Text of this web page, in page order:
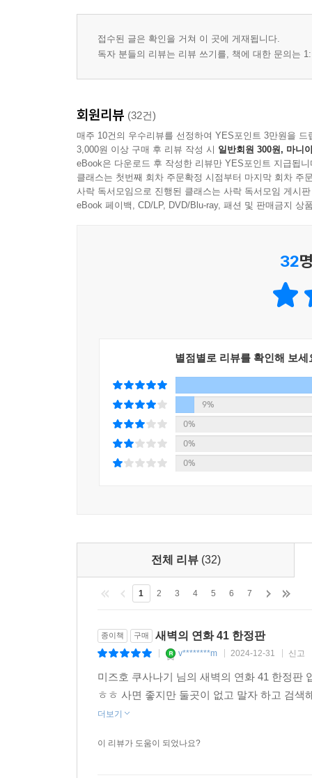
접수된 글은 확인을 거쳐 이 곳에 게재됩니다.
독자 분들의 리뷰는 리뷰 쓰기를, 책에 대한 문의는
회원리뷰 (32건)
매주 10건의 우수리뷰를 선정하여 YES포인트 3만원을 드
3,000원 이상 구매 후 리뷰 작성 시 일반회원 300원, 마니
eBook은 다운로드 후 작성한 리뷰만 YES포인트 지급됩니
클래스는 첫번째 회차 주문확정 시점부터 마지막 회차 주
사락 독서모임으로 진행된 클래스는 사락 독서모임 게시
eBook 페이백, CD/LP, DVD/Blu-ray, 패션 및 판매금지 상
32
별점별로 리뷰를 확인해 보세
9%
0%
0%
0%
전체 리뷰 (32)
1 2 3 4 5 6 7
종이책 구매 새벽의 연화 41 한정판
v********m 2024-12-31 신고
미즈호 쿠사나기 님의 새벽의 연화 41 한정판
ㅎㅎ 사면 좋지만 둘곳이 없고 말자 하고 검
더보기
이 리뷰가 도움이 되었나요?